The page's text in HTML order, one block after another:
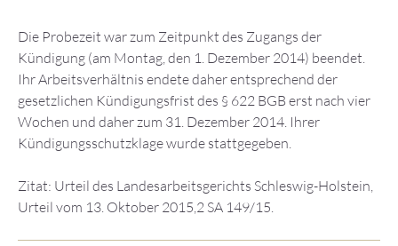
Die Probezeit war zum Zeitpunkt des Zugangs der
Kündigung (am Montag, den 1. Dezember 2014) beendet.
Ihr Arbeitsverhältnis endete daher entsprechend der
gesetzlichen Kündigungsfrist des § 622 BGB erst nach vier
Wochen und daher zum 31. Dezember 2014. Ihrer
Kündigungsschutzklage wurde stattgegeben.
Zitat: Urteil des Landesarbeitsgerichts Schleswig-Holstein,
Urteil vom 13. Oktober 2015,2 SA 149/15.